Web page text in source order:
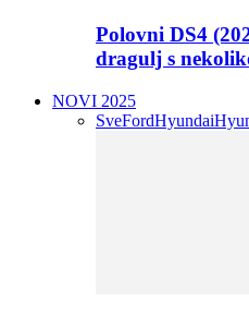
Polovni DS4
dragulj s
NOVI 2025
SveFordHyundai